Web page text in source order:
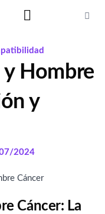
y Hombre
y
2024
Cáncer: La